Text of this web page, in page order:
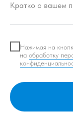
Кратко о вашем
Нажимая на
на обработку